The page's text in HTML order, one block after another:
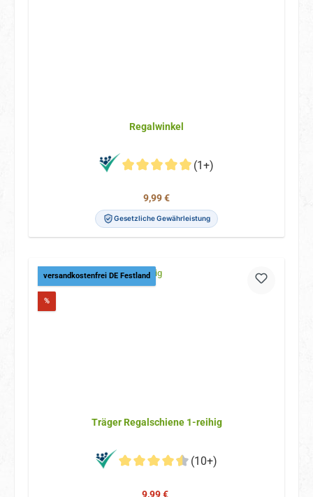
Regalwinkel
(1+)
Regulärer Preis:
9,99 €
Gesetzliche Gewährleistung
versandkostenfrei DE Festland
%Rabatt
Träger Regalschiene 1-reihig
(10+)
Verkaufspreis:
9,99 €